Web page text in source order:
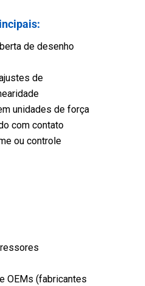
de desenho
de
unidades de força
com contato
ou controle
OEMs (fabricantes